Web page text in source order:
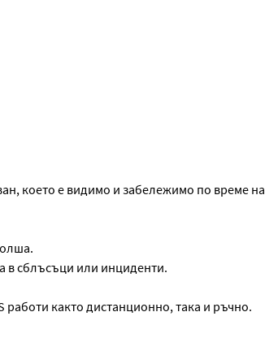
което е видимо и забележимо по време на
в сблъсъци или инциденти.
както дистанционно, така и ръчно.